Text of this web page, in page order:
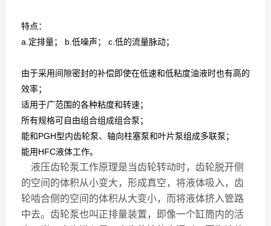
特点：
a.定排量； b.低噪声； c.低的流量脉动；
由于采用间隙密封的补偿即使在低速和低粘度油液时也有高的
效率；
适用于广范围的各种粘度和转速；
所有规格可自由组合组成组合泵；
能和PGH型内齿轮泵、轴向柱塞泵和叶片泵组成多联泵；
能用HFC液体工作。
液压齿轮泵工作原理是当齿轮转动时，齿轮脱开侧
的空间的体积从小变大，形成真空，将液体吸入，齿
轮啮合侧的空间的体积从大变小，而将液体挤入管路
中去。齿轮泵也叫正排量装置，即像一个缸筒内的活